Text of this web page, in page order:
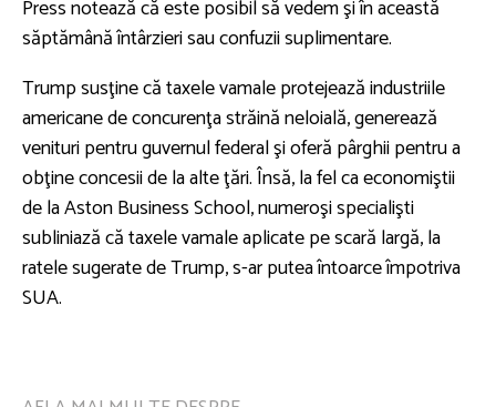
Press notează că este posibil să vedem şi în această
săptămână întârzieri sau confuzii suplimentare.
Trump susţine că taxele vamale protejează industriile
americane de concurenţa străină neloială, generează
venituri pentru guvernul federal şi oferă pârghii pentru a
obţine concesii de la alte ţări. Însă, la fel ca economiştii
de la Aston Business School, numeroşi specialişti
subliniază că taxele vamale aplicate pe scară largă, la
ratele sugerate de Trump, s-ar putea întoarce împotriva
SUA.